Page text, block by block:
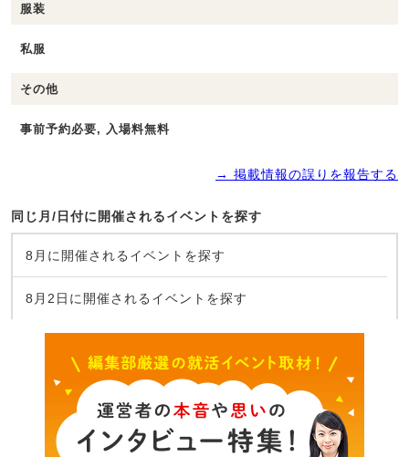
服装
私服
その他
事前予約必要, 入場料無料
→ 掲載情報の誤りを報告する
同じ月/日付に開催されるイベントを探す
8月に開催されるイベントを探す
8月2日に開催されるイベントを探す